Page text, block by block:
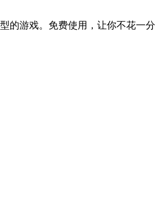
的游戏。免费使用，让你不花一分